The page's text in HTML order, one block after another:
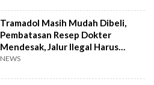
Tramadol Masih Mudah Dibeli,
Pembatasan Resep Dokter
Mendesak, Jalur Ilegal Harus
Distop
NEWS